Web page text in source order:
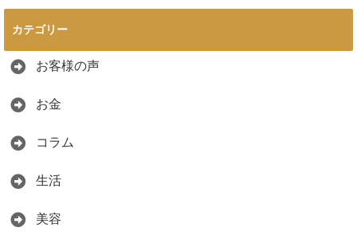
カテゴリー
お客様の声
お金
コラム
生活
美容